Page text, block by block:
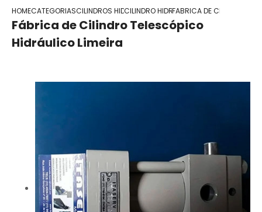
HOMECATEGORIASCILINDROS HIDRAULICOCILINDRO HIDRAULICO TELESCOPICO
FABRICA DE CILINDRO
Fábrica de Cilindro Telescópico
Hidráulico Limeira